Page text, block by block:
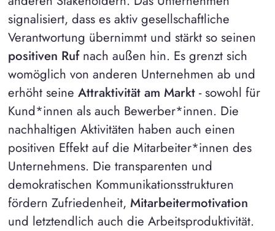
signalisiert, dass es aktiv gesellschaftliche
Verantwortung übernimmt und stärkt so seinen
positiven Rufnach außen hin. Es grenzt sich
womöglich von anderen Unternehmen ab und
erhöht seine Attraktivität am Markt - sowohl für
Kund*innen als auch Bewerber*innen. Die
nachhaltigen Aktivitäten haben auch einen
positiven Effekt auf die Mitarbeiter*innen des
Unternehmens. Die transparenten und
demokratischen Kommunikationsstrukturen
fördern Zufriedenheit, Mitarbeitermotivation
und letztendlich auch die Arbeitsproduktivität.